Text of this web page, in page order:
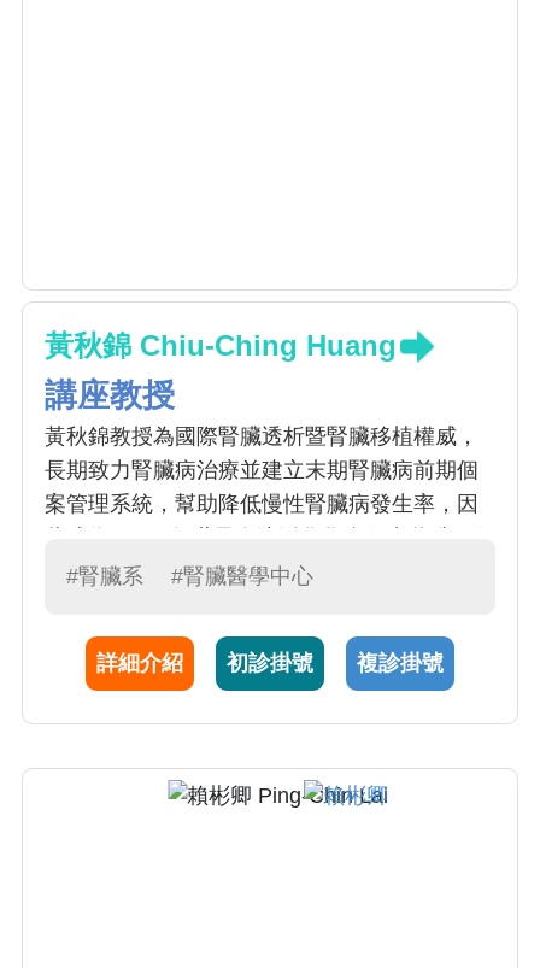
黃秋錦 Chiu-Ching Huang
講座教授
黃秋錦教授為國際腎臟透析暨腎臟移植權威，
長期致力腎臟病治療並建立末期腎臟病前期個
案管理系統，幫助降低慢性腎臟病發生率，因
獎人，也是華人地區第一位獲此殊榮的腎臟科
植以及各種腎臟疾病的診治經驗豐富，是國際
知名的腎臟專家。黃教授帶領之腎臟醫學中
並致力於建立居家透析安全監控系統，期待能
為台灣末期腎病病人提供頂級血液透析治療。
#腎臟系 #腎臟醫學中心
詳細介紹 初診掛號 複診掛號